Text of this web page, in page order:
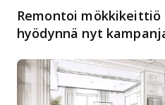
Remontoi mökkikeittiö
hyödynnä nyt